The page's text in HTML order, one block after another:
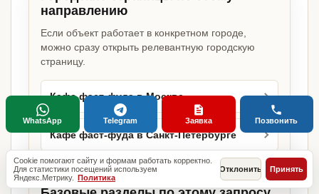
направлению
Если объект работает в конкретном городе,
можно сразу открыть релевантную городскую
страницу.
Кафе фаст-фуда в Москве
Кафе фаст-фуда в Санкт-Петербурге
Cookie помогают сайту и формам работать корректно.
Для статистики посещений используем
Яндекс.Метрику. Политика
Отклонить Принять
WhatsApp Telegram Заявка Позвонить